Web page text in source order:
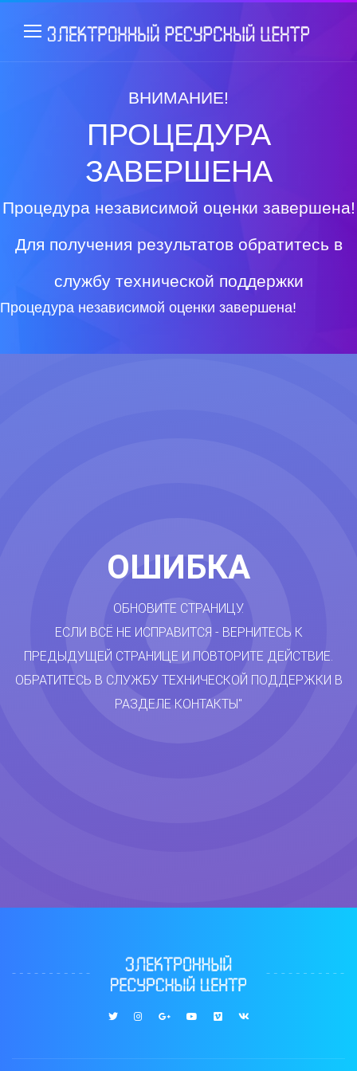
ВНИМАНИЕ!
ПРОЦЕДУРА
ЗАВЕРШЕНА
Процедура независимой оценки завершена!
Для получения результатов обратитесь в
службу технической поддержки
Процедура независимой оценки завершена!
ОШИБКА
ОБНОВИТЕ СТРАНИЦУ.
ЕСЛИ ВСЁ НЕ ИСПРАВИТСЯ - ВЕРНИТЕСЬ К
ПРЕДЫДУЩЕЙ СТРАНИЦЕ И ПОВТОРИТЕ ДЕЙСТВИЕ.
ОБРАТИТЕСЬ В СЛУЖБУ ТЕХНИЧЕСКОЙ ПОДДЕРЖКИ В
РАЗДЕЛЕ КОНТАКТЫ"